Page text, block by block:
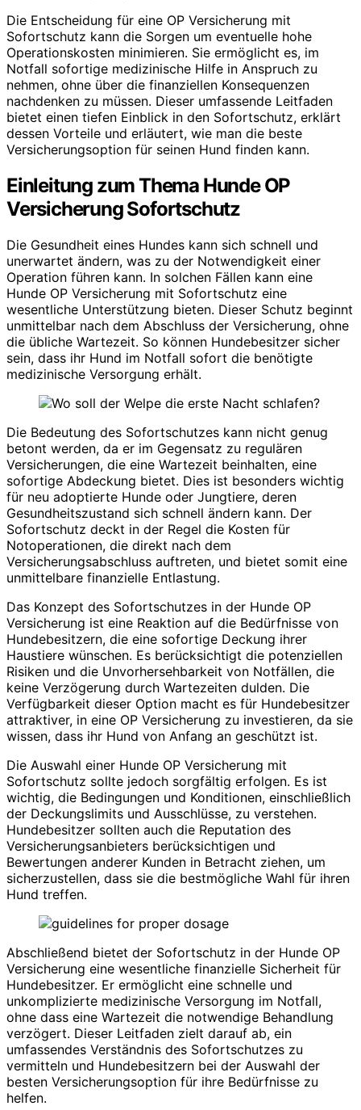
Die Entscheidung für eine OP Versicherung mit
Sofortschutz kann die Sorgen um eventuelle hohe
Operationskosten minimieren. Sie ermöglicht es, im
Notfall sofortige medizinische Hilfe in Anspruch zu
nehmen, ohne über die finanziellen Konsequenzen
nachdenken zu müssen. Dieser umfassende Leitfaden
bietet einen tiefen Einblick in den Sofortschutz, erklärt
dessen Vorteile und erläutert, wie man die beste
Versicherungsoption für seinen Hund finden kann.
Einleitung zum Thema Hunde OP
Versicherung Sofortschutz
Die Gesundheit eines Hundes kann sich schnell und
unerwartet ändern, was zu der Notwendigkeit einer
Operation führen kann. In solchen Fällen kann eine
Hunde OP Versicherung mit Sofortschutz eine
wesentliche Unterstützung bieten. Dieser Schutz beginnt
unmittelbar nach dem Abschluss der Versicherung, ohne
die übliche Wartezeit. So können Hundebesitzer sicher
sein, dass ihr Hund im Notfall sofort die benötigte
medizinische Versorgung erhält.
Die Bedeutung des Sofortschutzes kann nicht genug
betont werden, da er im Gegensatz zu regulären
Versicherungen, die eine Wartezeit beinhalten, eine
sofortige Abdeckung bietet. Dies ist besonders wichtig
für neu adoptierte Hunde oder Jungtiere, deren
Gesundheitszustand sich schnell ändern kann. Der
Sofortschutz deckt in der Regel die Kosten für
Notoperationen, die direkt nach dem
Versicherungsabschluss auftreten, und bietet somit eine
unmittelbare finanzielle Entlastung.
Das Konzept des Sofortschutzes in der Hunde OP
Versicherung ist eine Reaktion auf die Bedürfnisse von
Hundebesitzern, die eine sofortige Deckung ihrer
Haustiere wünschen. Es berücksichtigt die potenziellen
Risiken und die Unvorhersehbarkeit von Notfällen, die
keine Verzögerung durch Wartezeiten dulden. Die
Verfügbarkeit dieser Option macht es für Hundebesitzer
attraktiver, in eine OP Versicherung zu investieren, da sie
wissen, dass ihr Hund von Anfang an geschützt ist.
Die Auswahl einer Hunde OP Versicherung mit
Sofortschutz sollte jedoch sorgfältig erfolgen. Es ist
wichtig, die Bedingungen und Konditionen, einschließlich
der Deckungslimits und Ausschlüsse, zu verstehen.
Hundebesitzer sollten auch die Reputation des
Versicherungsanbieters berücksichtigen und
Bewertungen anderer Kunden in Betracht ziehen, um
sicherzustellen, dass sie die bestmögliche Wahl für ihren
Hund treffen.
Abschließend bietet der Sofortschutz in der Hunde OP
Versicherung eine wesentliche finanzielle Sicherheit für
Hundebesitzer. Er ermöglicht eine schnelle und
unkomplizierte medizinische Versorgung im Notfall,
ohne dass eine Wartezeit die notwendige Behandlung
verzögert. Dieser Leitfaden zielt darauf ab, ein
umfassendes Verständnis des Sofortschutzes zu
vermitteln und Hundebesitzern bei der Auswahl der
besten Versicherungsoption für ihre Bedürfnisse zu
helfen.